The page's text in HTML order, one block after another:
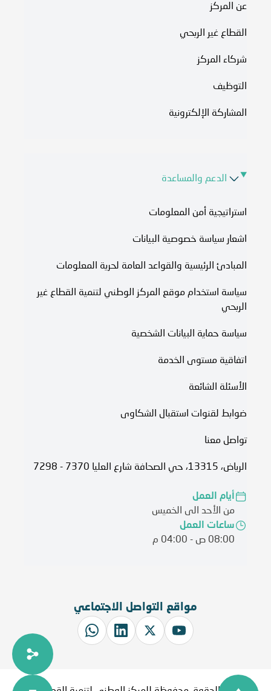
عن المركز
القطاع غير الربحي
شركاء المركز
التوظيف
المشاركة الإلكترونية
الدعم والمساعدة
استراتيجية أمن المعلومات
اشعار سياسة خصوصية البيانات
المبادئ الرئيسية والقواعد العامة لحرية المعلومات
سياسة استخدام موقع المركز الوطني لتنمية القطاع غير
الربحي
سياسة حماية البيانات الشخصية
اتفاقية مستوى الخدمة​
الأسئلة الشائعة
ضوابط لقنوات استقبال الشكاوى
تواصل معنا
الرياض، 13315، حي الصحافة شارع العليا 7370 - 7298
أيام العمل
من الأحد الى الخميس
ساعات العمل
08:00 ص - 04:00 م
مواقع التواصل الاجتماعي